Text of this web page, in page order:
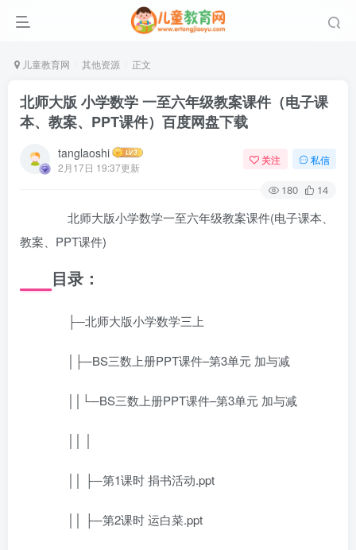
儿童教育网 其他资源 正文
北师大版 小学数学 一至六年级教案课件（电子课
本、教案、PPT课件）百度网盘下载
tanglaoshi
2月17日 19:37更新
关注 私信
180 14
北师大版小学数学一至六年级教案课件(电子课本、
教案、PPT课件)
目录：
├─北师大版小学数学三上
│├─BS三数上册PPT课件–第3单元 加与减
││└─BS三数上册PPT课件–第3单元 加与减
││ ├─第1课时 捐书活动.ppt
││ ├─第2课时 运白菜.ppt